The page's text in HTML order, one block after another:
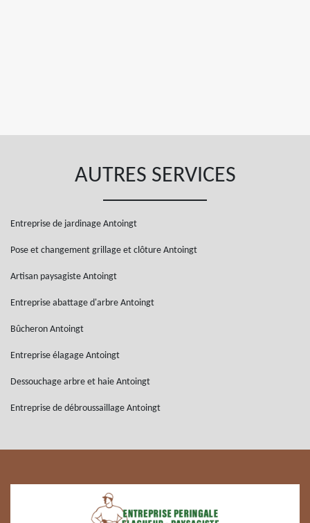
AUTRES SERVICES
Entreprise de jardinage Antoingt
Pose et changement grillage et clôture Antoingt
Artisan paysagiste Antoingt
Entreprise abattage d'arbre Antoingt
Bûcheron Antoingt
Entreprise élagage Antoingt
Dessouchage arbre et haie Antoingt
Entreprise de débroussaillage Antoingt